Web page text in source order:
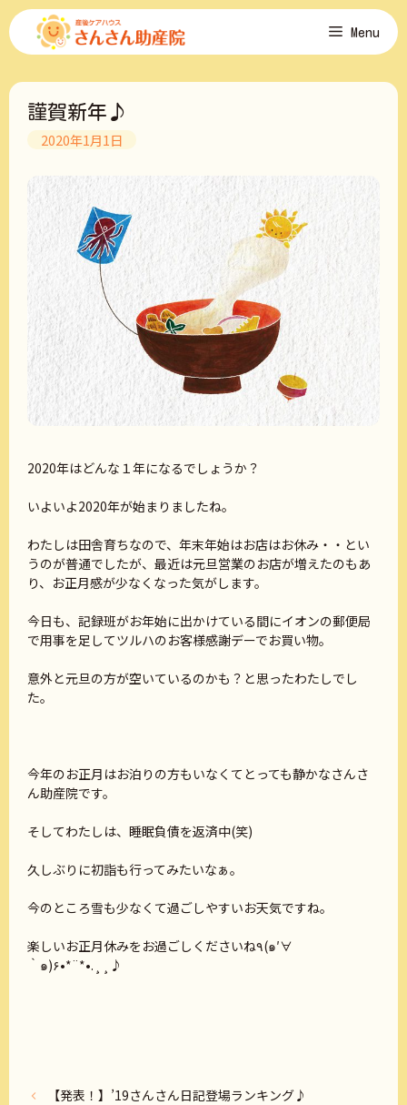
コ
ン
ツ
Menu
謹賀新年♪
2020年1月1日
2020年はどんな１年になるでしょうか？
いよいよ2020年が始まりましたね。
わたしは田舎育ちなので、年末年始はお店はお休み・・とい
うのが普通でしたが、最近は元旦営業のお店が増えたのもあ
り、お正月感が少なくなった気がします。
今日も、記録班がお年始に出かけている間にイオンの郵便局
で用事を足してツルハのお客様感謝デーでお買い物。
意外と元旦の方が空いているのかも？と思ったわたしでし
た。
今年のお正月はお泊りの方もいなくてとっても静かなさんさ
ん助産院です。
そしてわたしは、睡眠負債を返済中(笑)
久しぶりに初詣も行ってみたいなぁ。
今のところ雪も少なくて過ごしやすいお天気ですね。
楽しいお正月休みをお過ごしくださいね٩(๑′∀
‵๑)۶•*¨*•.¸¸♪
【発表！】’19さんさん日記登場ランキング♪